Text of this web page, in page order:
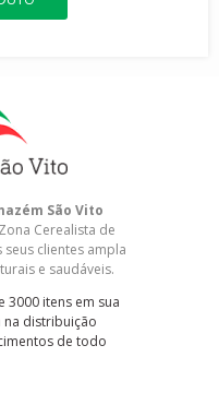
São Vito
Cerealista de
clientes ampla
e saudáveis.
3000 itens em sua
na distribuição
de todo